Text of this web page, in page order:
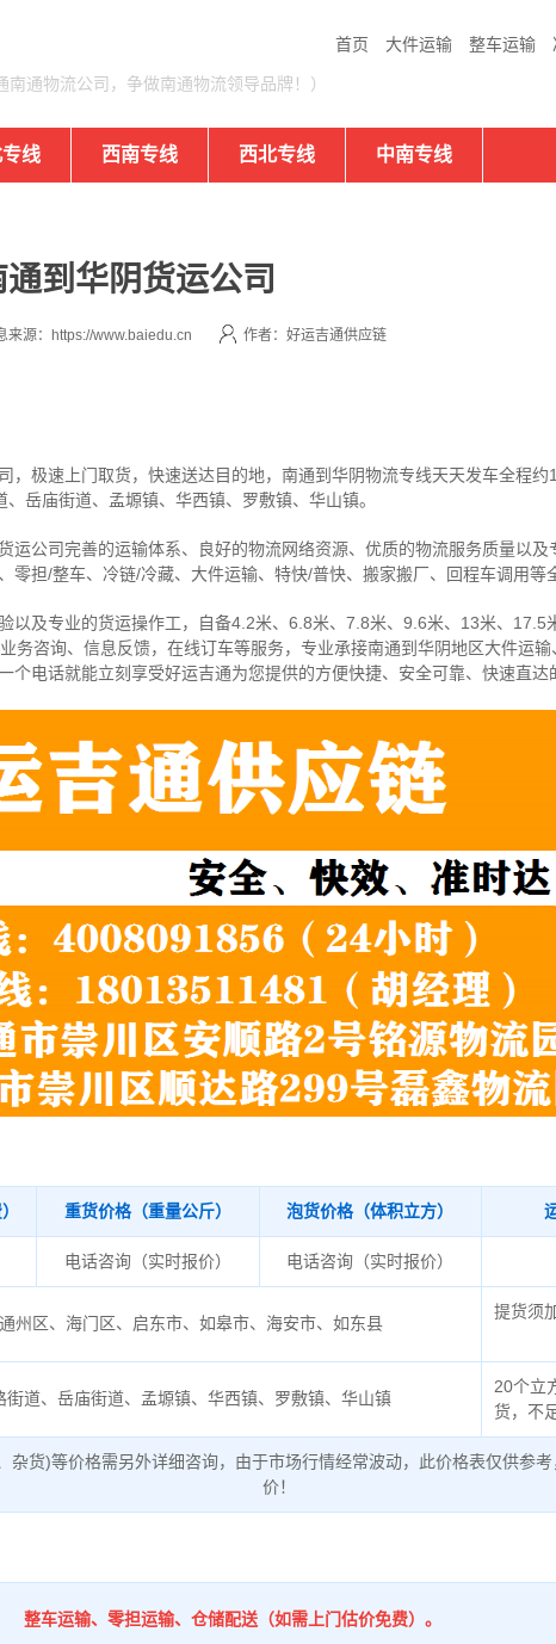
首页 大件运输 整车运输
南通物流公司，争做南通物流领导品牌！）
线 西南专线 西北专线 中南专线
到华阴货运公司
来源：https://www.baiedu.cn 作者：好运吉通供应链
，极速上门取货，快速送达目的地，南通到华阴物流专线天天发车全程约
岳庙街道、孟塬镇、华西镇、罗敷镇、华山镇。
运公司完善的运输体系、良好的物流网络资源、优质的物流服务质量以及
零担/整车、冷链/冷藏、大件运输、特快/普快、搬家搬厂、回程车调用等
以及专业的货运操作工，自备4.2米、6.8米、7.8米、9.6米、13米、17.5
务咨询、信息反馈，在线订车等服务， 专业承接南通到华阴地区大件运
个电话就能立刻享受好运吉通为您提供的方便快捷、安全可靠、快速直达
重货价格（重量公斤） 泡货价格（体积立方）
电话咨询（实时报价） 电话咨询（实时报价）
州区、海门区、启东市、如皋市、海安市、如东县
提货须
街道、岳庙街道、孟塬镇、华西镇、罗敷镇、华山镇
20个立
货，不
杂货)等价格需另外详细咨询，由于市场行情经常波动，此价格表仅供参
价！
整车运输、零担运输、仓储配送（如需上门估价免费）。